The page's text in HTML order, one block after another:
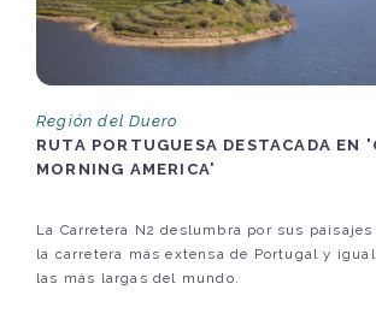
Región del Duero
RUTA PORTUGUESA DESTACADA EN
MORNING AMERICA'
La Carretera N2 deslumbra por sus
la carretera más extensa de Portugal y
las más largas del mundo.